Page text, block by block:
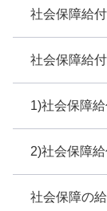
社会保障給
社会保障給
1)社会保障
2)社会保障
社会保障の